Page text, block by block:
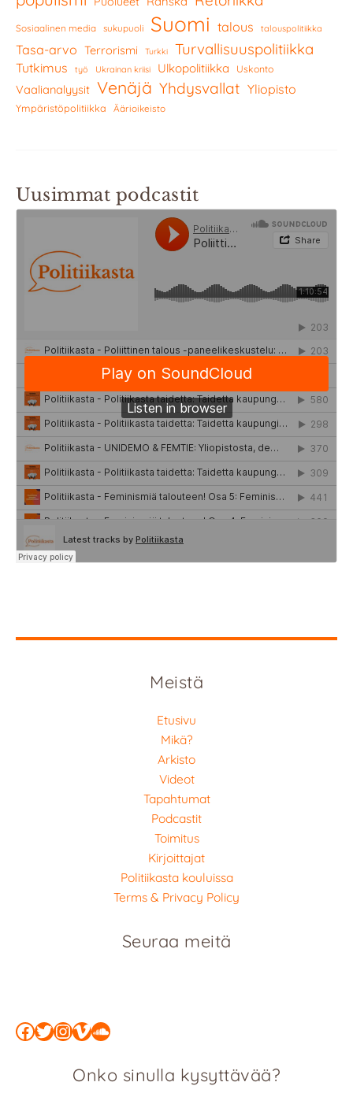
Sosiaalinen media sukupuoli Suomi talous talouspolitiikka
Tasa-arvo Terrorismi Turkki Turvallisuuspolitiikka
Tutkimus työ Ukrainan kriisi Ulkopolitiikka Uskonto
Vaalianalyysit Venäjä Yhdysvallat Yliopisto
Ympäristöpolitiikka Äärioikeisto
Uusimmat podcastit
Meistä
Etusivu
Mikä?
Arkisto
Videot
Tapahtumat
Podcastit
Toimitus
Kirjoittajat
Politiikasta kouluissa
Terms & Privacy Policy
Seuraa meitä
Facebook
Twitter
Instagram
Vimeo
SoundCloud
Onko sinulla kysyttävää?